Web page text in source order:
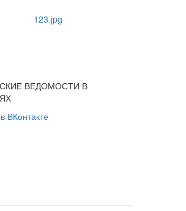
ВЕДОМОСТИ В
ВКонтакте